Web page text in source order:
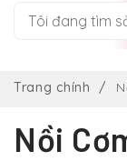
nộiTrang chính
Nồi